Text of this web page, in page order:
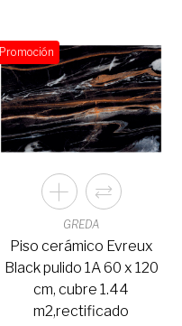
Promoción
GREDA
Piso cerámico Evreux
Black pulido 1A 60 x 120
cm, cubre 1.44
m2,rectificado